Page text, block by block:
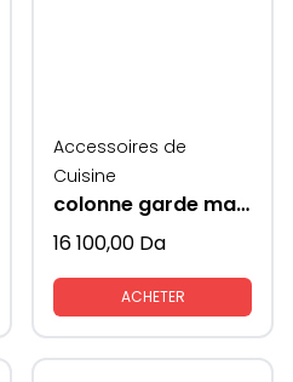
Accessoires de
Cuisine
colonne garde manger style frigo pour placard du bas
16 100,00 Da
ACHETER